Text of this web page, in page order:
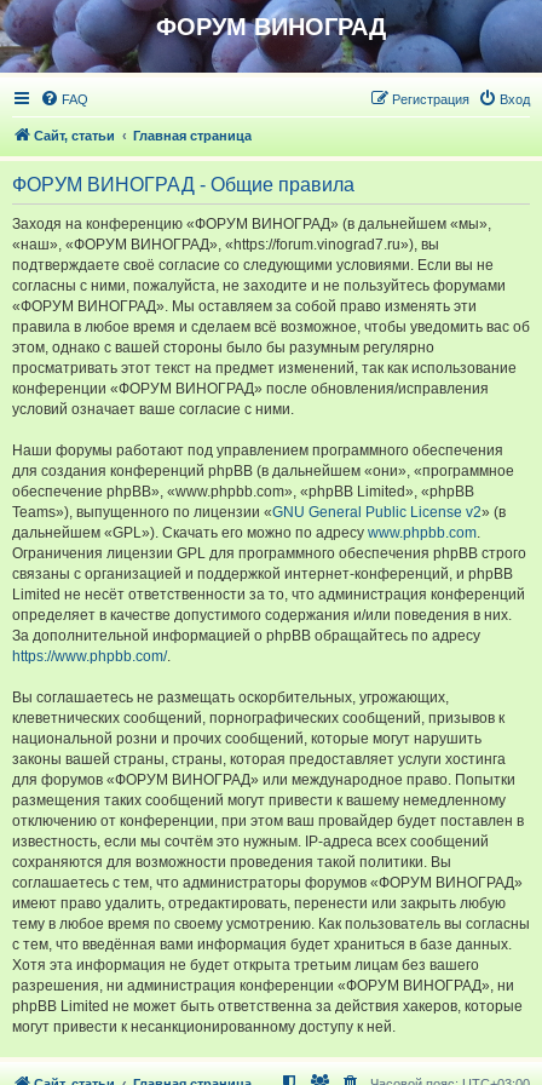
ФОРУМ ВИНОГРАД
FAQ Вход
Регистрация
Сайт, статьи Главная страница
ФОРУМ ВИНОГРАД - Общие правила
Заходя на конференцию «ФОРУМ ВИНОГРАД» (в дальнейшем «мы»,
«наш», «ФОРУМ ВИНОГРАД», «https://forum.vinograd7.ru»), вы
подтверждаете своё согласие со следующими условиями. Если вы не
согласны с ними, пожалуйста, не заходите и не пользуйтесь форумами
«ФОРУМ ВИНОГРАД». Мы оставляем за собой право изменять эти
правила в любое время и сделаем всё возможное, чтобы уведомить вас об
этом, однако с вашей стороны было бы разумным регулярно
просматривать этот текст на предмет изменений, так как использование
конференции «ФОРУМ ВИНОГРАД» после обновления/исправления
условий означает ваше согласие с ними.
Наши форумы работают под управлением программного обеспечения
для создания конференций phpBB (в дальнейшем «они», «программное
обеспечение phpBB», «www.phpbb.com», «phpBB Limited», «phpBB
Teams»), выпущенного по лицензии «GNU General Public License v2» (в
дальнейшем «GPL»). Скачать его можно по адресу www.phpbb.com.
Ограничения лицензии GPL для программного обеспечения phpBB строго
связаны с организацией и поддержкой интернет-конференций, и phpBB
Limited не несёт ответственности за то, что администрация конференций
определяет в качестве допустимого содержания и/или поведения в них.
За дополнительной информацией о phpBB обращайтесь по адресу
https://www.phpbb.com/.
Вы соглашаетесь не размещать оскорбительных, угрожающих,
клеветнических сообщений, порнографических сообщений, призывов к
национальной розни и прочих сообщений, которые могут нарушить
законы вашей страны, страны, которая предоставляет услуги хостинга
для форумов «ФОРУМ ВИНОГРАД» или международное право. Попытки
размещения таких сообщений могут привести к вашему немедленному
отключению от конференции, при этом ваш провайдер будет поставлен в
известность, если мы сочтём это нужным. IP-адреса всех сообщений
сохраняются для возможности проведения такой политики. Вы
соглашаетесь с тем, что администраторы форумов «ФОРУМ ВИНОГРАД»
имеют право удалить, отредактировать, перенести или закрыть любую
тему в любое время по своему усмотрению. Как пользователь вы согласны
с тем, что введённая вами информация будет храниться в базе данных.
Хотя эта информация не будет открыта третьим лицам без вашего
разрешения, ни администрация конференции «ФОРУМ ВИНОГРАД», ни
phpBB Limited не может быть ответственна за действия хакеров, которые
могут привести к несанкционированному доступу к ней.